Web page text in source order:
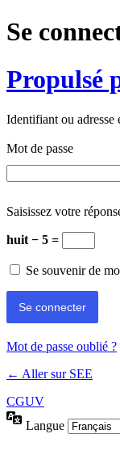
Se
Propulsé
Identifiant ou adresse
Mot de passe
Saisissez votre
huit − 5 =
Se souvenir de
Mot de passe oublié ?
← Aller sur SEE
CGUV
Langue